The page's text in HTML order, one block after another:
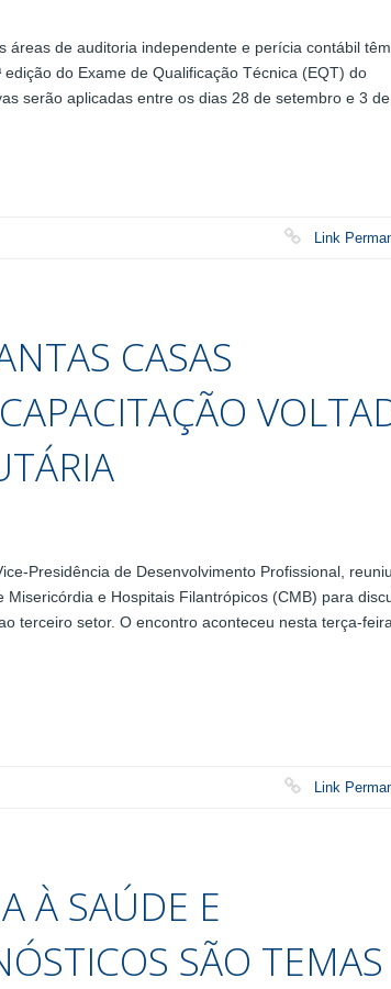
de auditoria independente e perícia contábil
do Exame de Qualificação Técnica (EQT) do
serão aplicadas entre os dias 28 de setembro e 3
Link
CASAS
Presidência de Desenvolvimento Profissional,
e Hospitais Filantrópicos (CMB) para
terceiro setor. O encontro aconteceu nesta terça-
Link
À SAÚDE E
SÃO TEMAS